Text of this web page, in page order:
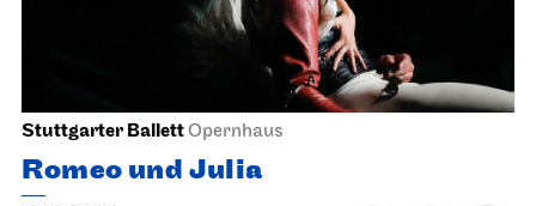
Stuttgarter BallettOpernhaus
Romeo und Julia